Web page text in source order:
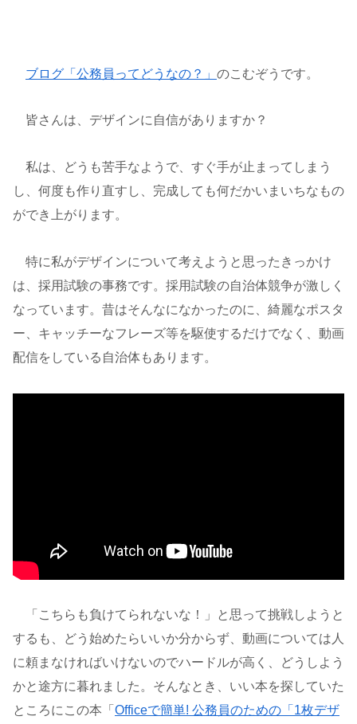
ブログ「公務員ってどうなの？」 のこむぞうです。
皆さんは、デザインに自信がありますか？
私は、どうも苦手なようで、すぐ手が止まってしまう
し、何度も作り直すし、完成しても何だかいまいちなもの
ができ上がります。
特に私がデザインについて考えようと思ったきっかけ
は、採用試験の事務です。採用試験の自治体競争が激しく
なっています。昔はそんなになかったのに、綺麗なポスタ
ー、キャッチーなフレーズ等を駆使するだけでなく、動画
配信をしている自治体もあります。
「こちらも負けてられないな！」と思って挑戦しようと
するも、どう始めたらいいか分からず、動画については人
に頼まなければいけないのでハードルが高く、どうしよう
かと途方に暮れました。そんなとき、いい本を探していた
ところにこの本「 Officeで簡単! 公務員のための「1枚デザ